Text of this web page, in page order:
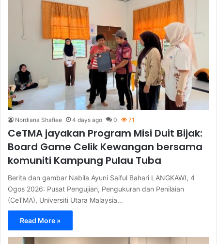
Nordiana Shafiee 4 days ago 0 71
CeTMA jayakan Program Misi Duit Bijak:
Board Game Celik Kewangan bersama
komuniti Kampung Pulau Tuba
Berita dan gambar Nabila Ayuni Saiful Bahari LANGKAWI, 4
Ogos 2026: Pusat Pengujian, Pengukuran dan Penilaian
(CeTMA), Universiti Utara Malaysia…
Read More »